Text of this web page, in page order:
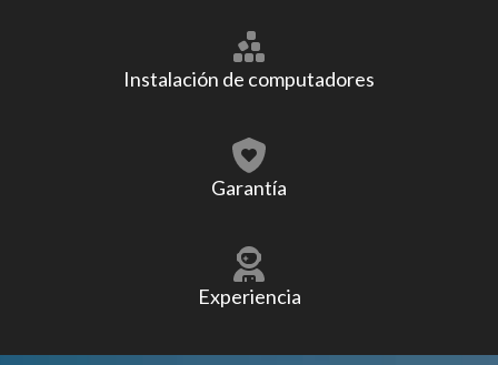
Instalación de computadores
Garantía
Experiencia